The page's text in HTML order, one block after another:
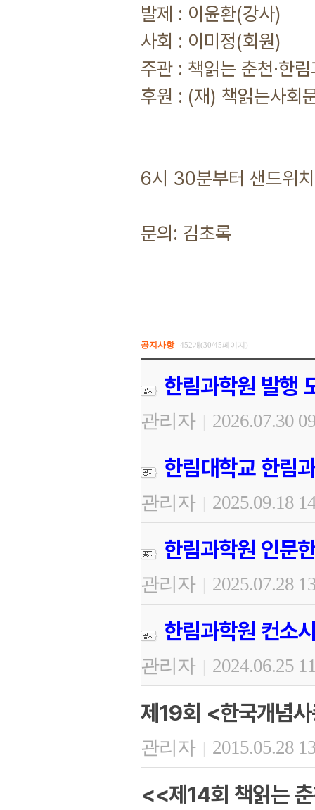
발제 : 이윤환(강사)
사회 : 이미정(회원)
주관 : 책읽는 춘천·한
후원 : (재) 책읽는사회
6시 30분부터 샌드위
문의: 김초록
공지사항 452개(30/45페이지)
한림과학원 발행
관리자 | 2026.07.30
한림대학교 한림
관리자 | 2025.09.18
한림과학원 인문
관리자 | 2025.07.28
한림과학원 컨소
관리자 | 2024.06.25
제19회 <한국개념
관리자 | 2015.05.28
<<제14회 책읽는